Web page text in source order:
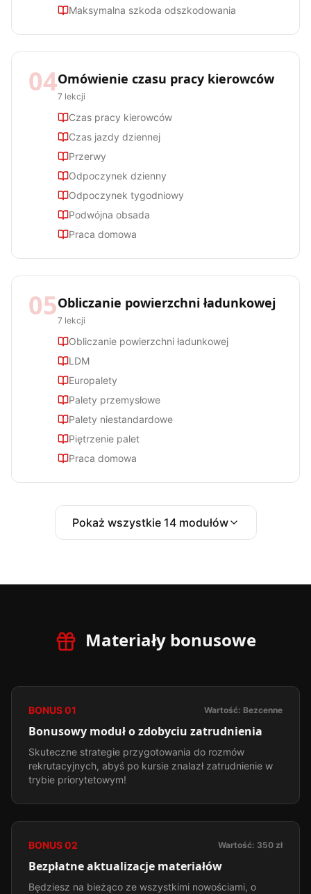
Maksymalna szkoda odszkodowania
04Omówienie czasu pracy kierowców
7 lekcji
Czas pracy kierowców
Czas jazdy dziennej
Przerwy
Odpoczynek dzienny
Odpoczynek tygodniowy
Podwójna obsada
Praca domowa
05Obliczanie powierzchni ładunkowej
7 lekcji
Obliczanie powierzchni ładunkowej
LDM
Europalety
Palety przemysłowe
Palety niestandardowe
Piętrzenie palet
Praca domowa
Pokaż wszystkie 14modułów
Materiały bonusowe
BONUS01 Wartość: Bezcenne
Bonusowy moduł o zdobyciu zatrudnienia
Skuteczne strategie przygotowania do rozmów
rekrutacyjnych, abyś po kursie znalazł zatrudnienie w
trybie priorytetowym!
BONUS02 Wartość: 350 zł
Bezpłatne aktualizacje materiałów
Będziesz na bieżąco ze wszystkimi nowościami, o